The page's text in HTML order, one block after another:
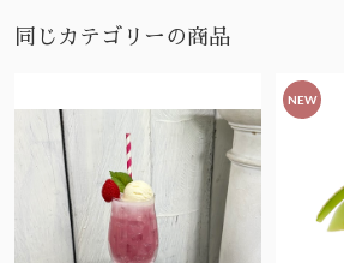
同じカテゴリーの商品
NEW